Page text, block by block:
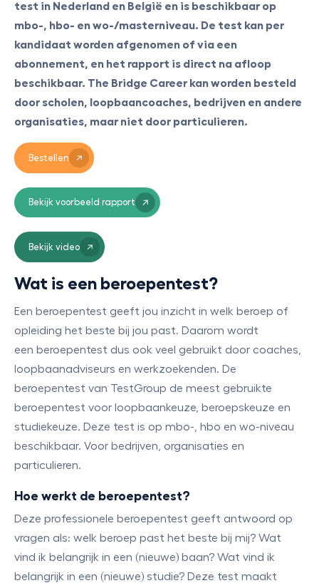
test in Nederland en België en is beschikbaar op
mbo-, hbo- en wo-/masterniveau. De test kan per
kandidaat worden afgenomen of via een
abonnement, en het rapport is direct na afloop
beschikbaar. The Bridge Career kan worden besteld
door scholen, loopbaancoaches, bedrijven en andere
organisaties, maar niet door particulieren.
Bestellen
Bekijk voorbeeld rapport
Bekijk video
Wat is een beroepentest?
Een beroepentest geeft jou inzicht in welk beroep of
opleiding het beste bij jou past. Daarom wordt
een beroepentest dus ook veel gebruikt door coaches,
loopbaanadviseurs en werkzoekenden. De
beroepentest van TestGroup de meest gebruikte
beroepentest voor loopbaankeuze, beroepskeuze en
studiekeuze. Deze test is op mbo-, hbo en wo-niveau
beschikbaar. Voor bedrijven, organisaties en
particulieren.
Hoe werkt de beroepentest?
Deze professionele beroepentest geeft antwoord op
vragen als: welk beroep past het beste bij mij? Wat
vind ik belangrijk in een (nieuwe) baan? Wat vind ik
belangrijk in een (nieuwe) studie? Deze test maakt